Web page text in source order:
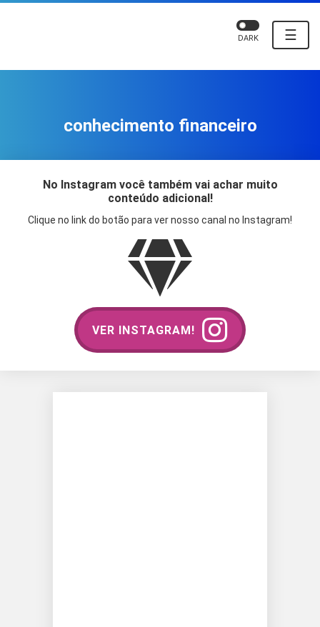
☰
DARK
conhecimento financeiro
No Instagram você também vai achar muito
conteúdo adicional!
Clique no link do botão para ver nosso canal no Instagram!
VER INSTAGRAM!